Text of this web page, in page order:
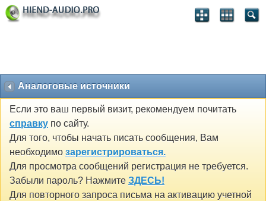
Аналоговые источники
Если это ваш первый визит, рекомендуем почитать
справку по сайту.
Для того, чтобы начать писать сообщения, Вам
необходимо зарегистрироваться.
Для просмотра сообщений регистрация не требуется.
Забыли пароль? Нажмите ЗДЕСЬ!
Для повторного запроса письма на активацию учетной